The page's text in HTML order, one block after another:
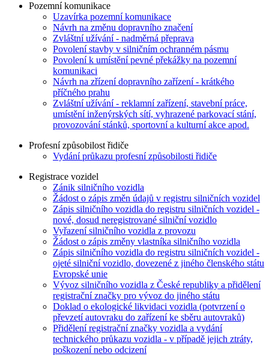
Pozemní komunikace
Uzavírka pozemní komunikace
Návrh na změnu dopravního značení
Zvláštní užívání - nadměrná přeprava
Povolení stavby v silničním ochranném pásmu
Povolení k umístění pevné překážky na pozemní
komunikaci
Návrh na zřízení dopravního zařízení - krátkého
příčného prahu
Zvláštní užívání - reklamní zařízení, stavební práce,
umístění inženýrských sítí, vyhrazené parkovací stání,
provozování stánků, sportovní a kulturní akce apod.
Profesní způsobilost řidiče
Vydání průkazu profesní způsobilosti řidiče
Registrace vozidel
Zánik silničního vozidla
Žádost o zápis změn údajů v registru silničních vozidel
Zápis silničního vozidla do registru silničních vozidel -
nové, dosud neregistrované silniční vozidlo
Vyřazení silničního vozidla z provozu
Žádost o zápis změny vlastníka silničního vozidla
Zápis silničního vozidla do registru silničních vozidel -
ojeté silniční vozidlo, dovezené z jiného členského státu
Evropské unie
Vývoz silničního vozidla z České republiky a přidělení
registrační značky pro vývoz do jiného státu
Doklad o ekologické likvidaci vozidla (potvrzení o
převzetí autovraku do zařízení ke sběru autovraků)
Přidělení registrační značky vozidla a vydání
technického průkazu vozidla - v případě jejich ztráty,
poškození nebo odcizení